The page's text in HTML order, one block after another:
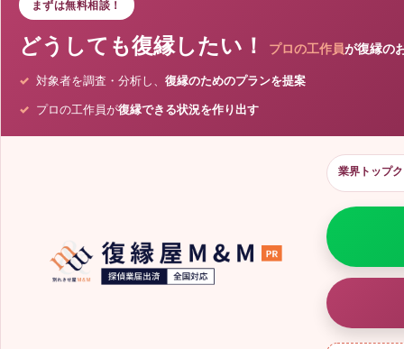
まずは無料相談！
どうしても復縁したい！ プロの工作員が復縁の
対象者を調査・分析し、 復縁のためのプランを提案
プロの工作員が復縁できる状況を作り出す
業界トップ